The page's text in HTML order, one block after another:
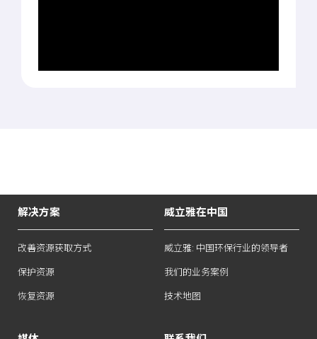
解决方案
改善资源获取方式
保护资源
恢复资源
威立雅在中国
威立雅: 中国环保行业的领导者
我们的业务案例
技术地图